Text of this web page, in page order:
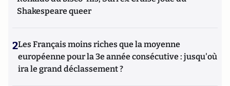
Shakespeare queer
2Les Français moins riches que la moyenne
européenne pour la 3e année consécutive : jusqu'où
ira le grand déclassement ?